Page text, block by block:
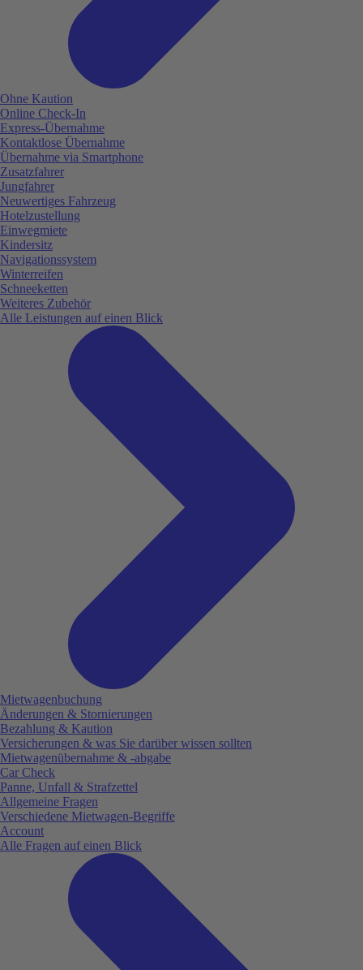
Ohne Kaution
Online Check-In
Express-Übernahme
Kontaktlose Übernahme
Übernahme via Smartphone
Zusatzfahrer
Jungfahrer
Neuwertiges Fahrzeug
Hotelzustellung
Einwegmiete
Kindersitz
Navigationssystem
Winterreifen
Schneeketten
Weiteres Zubehör
Alle Leistungen auf einen Blick
Mietwagenbuchung
Änderungen & Stornierungen
Bezahlung & Kaution
Versicherungen & was Sie darüber wissen sollten
Mietwagenübernahme & -abgabe
Car Check
Panne, Unfall & Strafzettel
Allgemeine Fragen
Verschiedene Mietwagen-Begriffe
Account
Alle Fragen auf einen Blick